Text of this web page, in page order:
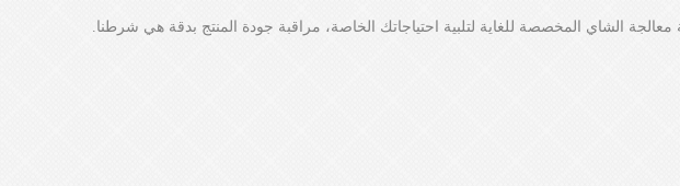
معالجة الشاي المخصصة للغاية لتلبية احتياجاتك الخاصة، مراقبة جودة المنتج بدقة هي شرطنا.